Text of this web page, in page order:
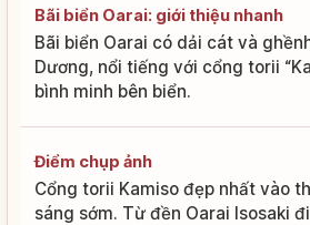
Bãi biển Oarai: giới thiệu nhanh
Bãi biển Oarai có dải cát và
Dương, nổi tiếng với cổng torii
bình minh bên biển.
Điểm chụp ảnh
Cổng torii Kamiso đẹp nhất vào
sáng sớm. Từ đền Oarai Isosaki